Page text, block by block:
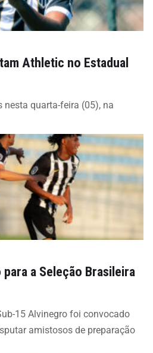
Athletic no Estadual
quarta-feira (05), na
a Seleção Brasileira
15 Alvinegro foi convocado
amistosos de preparação